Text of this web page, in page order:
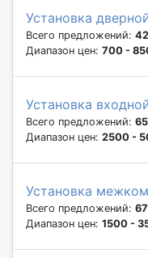
Установка
Всего предложений: 42
Диапазон цен: 700 -
Установка
Всего предложений: 65
Диапазон цен: 2500 -
Установка
Всего предложений: 67
Диапазон цен: 1500 -